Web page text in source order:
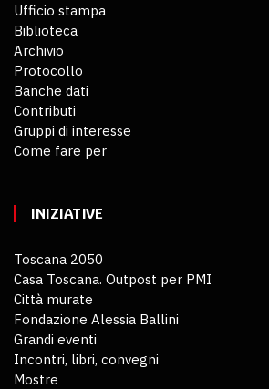
Ufficio stampa
Biblioteca
Archivio
Protocollo
Banche dati
Contributi
Gruppi di interesse
Come fare per
INIZIATIVE
Toscana 2050
Casa Toscana. Outpost per PMI
Città murate
Fondazione Alessia Ballini
Grandi eventi
Incontri, libri, convegni
Mostre